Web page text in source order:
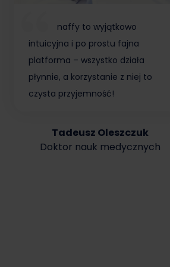
naffy to wyjątkowo
intuicyjna i po prostu fajna
platforma – wszystko działa
płynnie, a korzystanie z niej to
czysta przyjemność!
Tadeusz Oleszczuk
Doktor nauk medycznych